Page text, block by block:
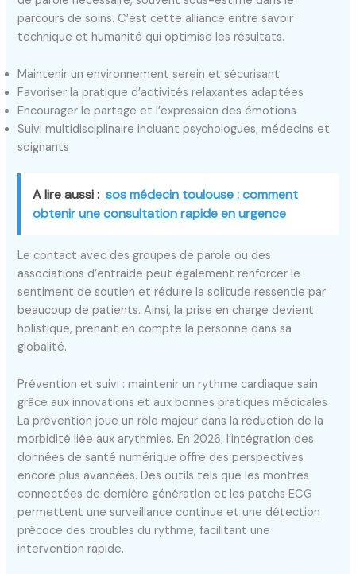
parcours de soins. C’est cette alliance entre savoir
technique et humanité qui optimise les résultats.
Maintenir un environnement serein et sécurisant
Favoriser la pratique d’activités relaxantes adaptées
Encourager le partage et l’expression des émotions
Suivi multidisciplinaire incluant psychologues, médecins et
soignants
A lire aussi : sos médecin toulouse : comment
obtenir une consultation rapide en urgence
Le contact avec des groupes de parole ou des
associations d’entraide peut également renforcer le
sentiment de soutien et réduire la solitude ressentie par
beaucoup de patients. Ainsi, la prise en charge devient
holistique, prenant en compte la personne dans sa
globalité.
Prévention et suivi : maintenir un rythme cardiaque sain
grâce aux innovations et aux bonnes pratiques médicales
La prévention joue un rôle majeur dans la réduction de la
morbidité liée aux arythmies. En 2026, l’intégration des
données de santé numérique offre des perspectives
encore plus avancées. Des outils tels que les montres
connectées de dernière génération et les patchs ECG
permettent une surveillance continue et une détection
précoce des troubles du rythme, facilitant une
intervention rapide.